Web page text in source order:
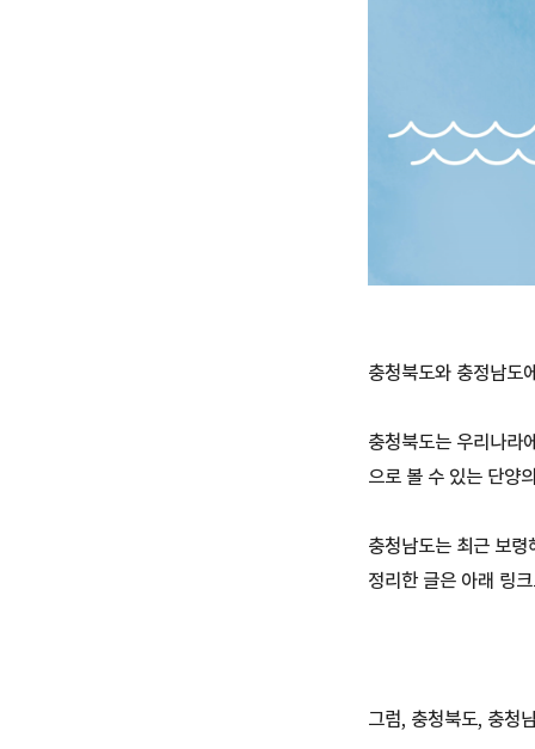
충청북도와 충정남도
충청북도는 우리나라
으로 볼 수 있는 단양
충청남도는 최근 보
정리한 글은 아래 링
그럼, 충청북도, 충청